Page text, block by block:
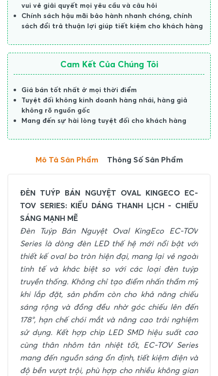
vui vẻ giải quyết mọi yêu cầu và câu hỏi
Chính sách hậu mãi bảo hành nhanh chóng, chính
sách đổi trả thuận lợi giúp tiết kiệm cho khách hàng
Cam Kết Của Chúng Tôi
Giá bán tốt nhất ở mọi thời điểm
Tuyệt đối không kinh doanh hàng nhái, hàng giả
không rõ nguồn gốc
Mang đến sự hài lòng tuyệt đối cho khách hàng
Mô Tả Sản Phẩm Thông Số Sản Phẩm
ĐÈN TUÝP BÁN NGUYỆT OVAL KINGECO EC-
TOV SERIES: KIỂU DÁNG THANH LỊCH - CHIẾU
SÁNG MẠNH MẼ
Đèn Tuýp Bán Nguyệt Oval KingEco EC-TOV
Series là dòng đèn LED thế hệ mới nổi bật với
thiết kế oval bo tròn hiện đại, mang lại vẻ ngoài
tinh tế và khác biệt so với các loại đèn tuýp
truyền thống. Không chỉ tạo điểm nhấn thẩm mỹ
khi lắp đặt, sản phẩm còn cho khả năng chiếu
sáng rộng và đồng đều nhờ góc chiếu lên đến
178°, hạn chế chói mắt và nâng cao trải nghiệm
sử dụng. Kết hợp chip LED SMD hiệu suất cao
cùng thân nhôm tản nhiệt tốt, EC-TOV Series
mang đến nguồn sáng ổn định, tiết kiệm điện và
độ bền vượt trội, phù hợp cho nhiều không gian